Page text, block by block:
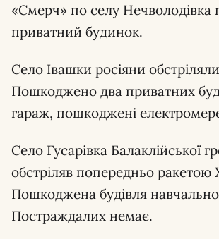
«Смерч» по селу
приватний будинок.
Село Івашки росіяни
Пошкоджено два приватних
гараж, пошкоджені
Село Гусарівка Балаклійської
обстріляв попередньо ракетою
Пошкоджена будівля
Постраждалих немає.